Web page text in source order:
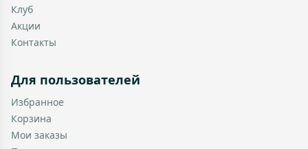
Клуб
Акции
Контакты
Для пользователей
Избранное
Корзина
Мои заказы